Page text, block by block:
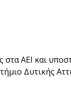
ΑΕΙ και
Δυτικής